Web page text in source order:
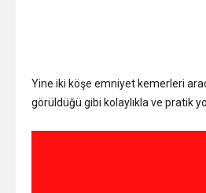
Yine iki köşe emniyet kemerleri
görüldüğü gibi kolaylıkla ve pratik